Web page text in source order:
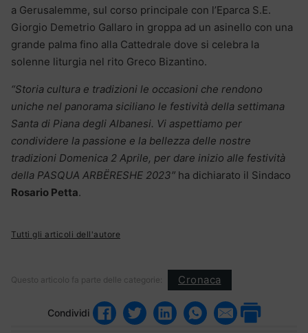
a Gerusalemme, sul corso principale con l’Eparca S.E.
Giorgio Demetrio Gallaro in groppa ad un asinello con una
grande palma fino alla Cattedrale dove si celebra la
solenne liturgia nel rito Greco Bizantino.
“Storia cultura e tradizioni le occasioni che rendono
uniche nel panorama siciliano le festività della settimana
Santa di Piana degli Albanesi. Vi aspettiamo per
condividere la passione e la bellezza delle nostre
tradizioni Domenica 2 Aprile, per dare inizio alle festività
della PASQUA ARBËRESHE 2023″ ha dichiarato il Sindaco
Rosario Petta.
Tutti gli articoli dell'autore
Questo articolo fa parte delle categorie: Cronaca
Condividi